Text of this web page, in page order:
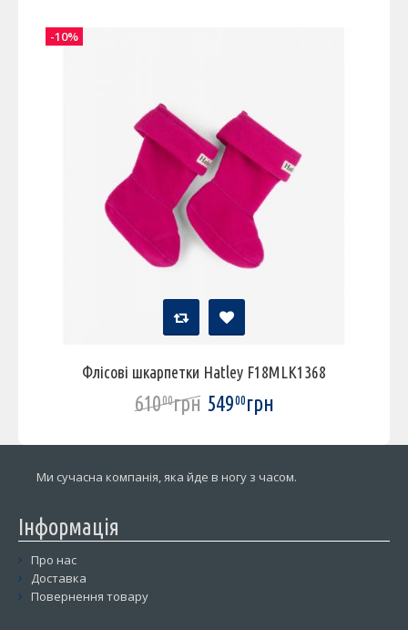
Флісові шкарпетки Hatley F18MLK1368
61000грн 54900грн
-10%
Ми сучасна компанія, яка йде в ногу з часом.
Інформація
Про нас
Доставка
Повернення товару